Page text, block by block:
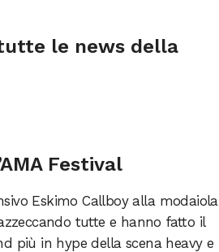
le news della
Festival
Eskimo Callboy alla modaiola
tutte e hanno fatto il
più in hype della scena heavy e